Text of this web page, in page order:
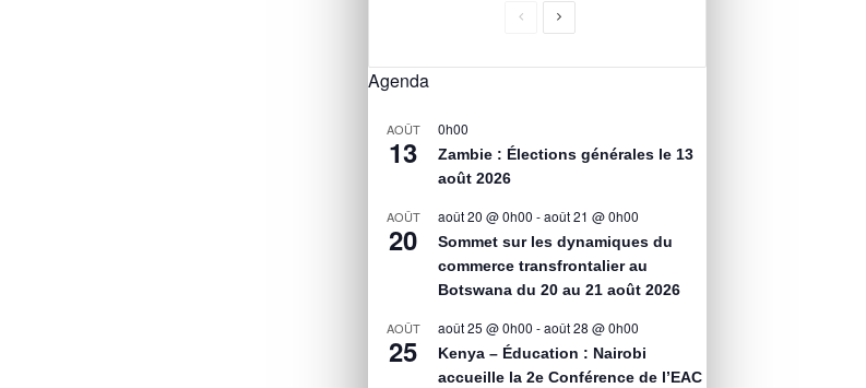
Agenda
AOÛT
13
0h00
Zambie : Élections générales le 13
août 2026
AOÛT
20
août 20 @ 0h00 -août 21 @ 0h00
Sommet sur les dynamiques du
commerce transfrontalier au
Botswana du 20 au 21 août 2026
AOÛT
25
août 25 @ 0h00 -août 28 @ 0h00
Kenya – Éducation : Nairobi
accueille la 2e Conférence de l’EAC